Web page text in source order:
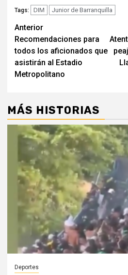
Tags: DIM Junior de Barranquilla
Seguir
leyendo
Anterior
Recomendaciones para
todos los aficionados que
asistirán al Estadio
Metropolitano
MÁS HISTORIAS
Deportes